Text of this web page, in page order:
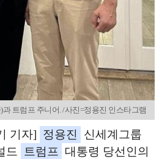
트럼프 주니어. /사진=정용진 인스타그램
기자] 정용진
신세계그룹
드
트럼프
대통령 당선인의